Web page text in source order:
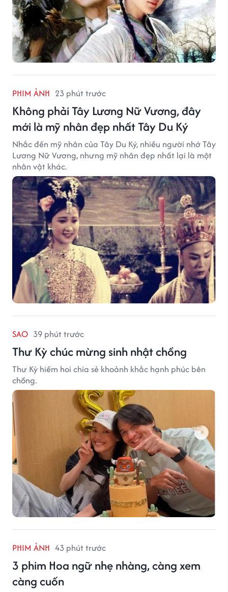
PHIM ẢNH 23 phút trước
Không phải Tây Lương Nữ Vương, đây
mới là mỹ nhân đẹp nhất Tây Du Ký
Nhắc đến mỹ nhân của Tây Du Ký, nhiều người nhớ Tây
Lương Nữ Vương, nhưng mỹ nhân đẹp nhất lại là một
nhân vật khác.
SAO 39 phút trước
Thư Kỳ chúc mừng sinh nhật chồng
Thư Kỳ hiếm hoi chia sẻ khoảnh khắc hạnh phúc bên
chồng.
PHIM ẢNH 43 phút trước
3 phim Hoa ngữ nhẹ nhàng, càng xem
càng cuốn